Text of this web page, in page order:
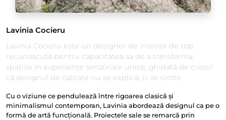
Lavinia Cocieru
Lavinia Cocieru este un designer de interior de top,
recunoscută pentru capacitatea sa de a transforma
spațiile în experiențe senzoriale unice, ghidată de crezul
că designul de calitate nu se explică, ci se simte.
Cu o viziune ce pendulează între rigoarea clasică și
minimalismul contemporan, Lavinia abordează designul ca pe o
formă de artă funcțională. Proiectele sale se remarcă prin